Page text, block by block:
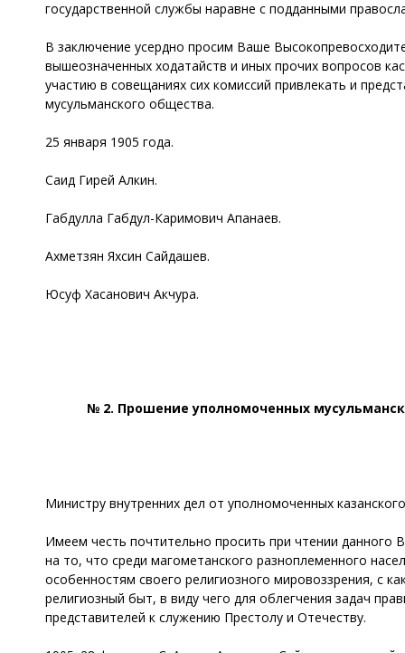
государственной службы наравне с подданными
В заключение усердно просим Ваше
вышеозначенных ходатайств и иных прочих вопросов
участию в совещаниях сих комиссий привлекать и
мусульманского общества.
25 января 1905 года.
Саид Гирей Алкин.
Габдулла Габдул-Каримович Апанаев.
Ахметзян Яхсин Сайдашев.
Юсуф Хасанович Акчура.
№ 2. Прошение уполномоченных
Министру внутренних дел от уполномоченных
Имеем честь почтительно просить при чтении данного
на то, что среди магометанского разноплеменного
особенностям своего религиозного мировоззрения, с
религиозный быт, в виду чего для облегчения задач
представителей к служению Престолу и Отечеству.